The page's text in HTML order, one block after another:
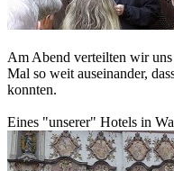
Am Abend verteilten wir
Mal so weit auseinander,
konnten.
Eines "unserer" Hotels in